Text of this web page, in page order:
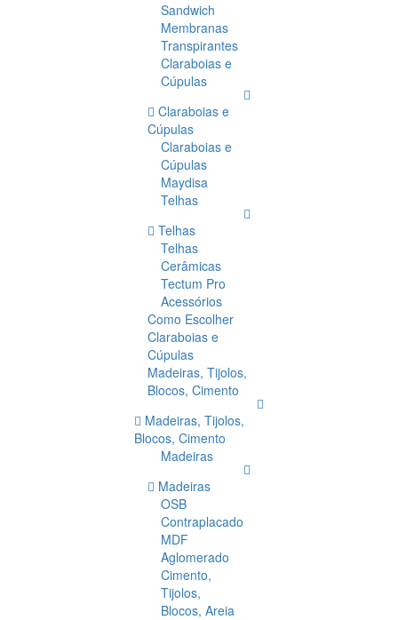
Sandwich
Membranas
Transpirantes
Claraboias e
Cúpulas
Claraboias e
Cúpulas
Claraboias e
Cúpulas
Maydisa
Telhas
Telhas
Telhas
Cerâmicas
Tectum Pro
Acessórios
Como Escolher
Claraboias e
Cúpulas
Madeiras, Tijolos,
Blocos, Cimento
Madeiras, Tijolos,
Blocos, Cimento
Madeiras
Madeiras
OSB
Contraplacado
MDF
Aglomerado
Cimento,
Tijolos,
Blocos, Areia